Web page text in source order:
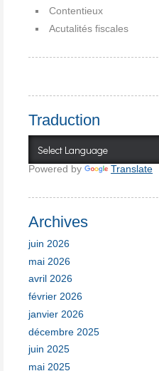
Contentieux
Acutalités fiscales
Traduction
Powered by Translate
Archives
juin 2026
mai 2026
avril 2026
février 2026
janvier 2026
décembre 2025
juin 2025
mai 2025